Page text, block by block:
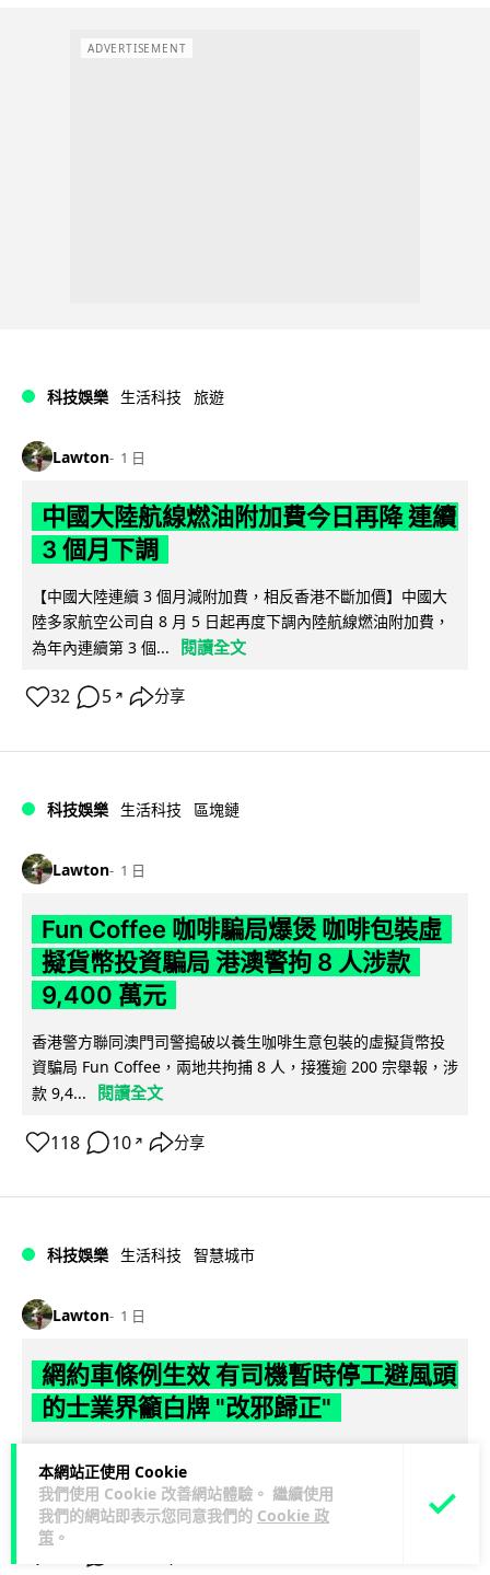
本網站正使用 Cookie
我們使用 Cookie 改善網站體驗。 繼續使用
我們的網站即表示您同意我們的 Cookie 政
策 。
ADVERTISEMENT
科技娛樂 生活科技 旅遊
Lawton 1 日
中國大陸航線燃油附加費今日再降 連續
3 個月下調
【中國大陸連續 3 個月減附加費，相反香港不斷加價】中國大
陸多家航空公司自 8 月 5 日起再度下調內陸航線燃油附加費，
為年內連續第 3 個...
閱讀全文
32 5 ↗ 分享
科技娛樂 生活科技 區塊鏈
Lawton 1 日
Fun Coffee 咖啡騙局爆煲 咖啡包裝虛
擬貨幣投資騙局 港澳警拘 8 人涉款
9,400 萬元
香港警方聯同澳門司警搗破以養生咖啡生意包裝的虛擬貨幣投
資騙局 Fun Coffee，兩地共拘捕 8 人，接獲逾 200 宗舉報，涉
款 9,4...
閱讀全文
118 10 ↗ 分享
科技娛樂 生活科技 智慧城市
Lawton 1 日
網約車條例生效 有司機暫時停工避風頭
的士業界籲白牌 "改邪歸正"
望白牌車司機，能夠「改邪歸正」回流駕駛的士。新例大幅提
高罰則，首次定罪最高罰款... 閱讀全文